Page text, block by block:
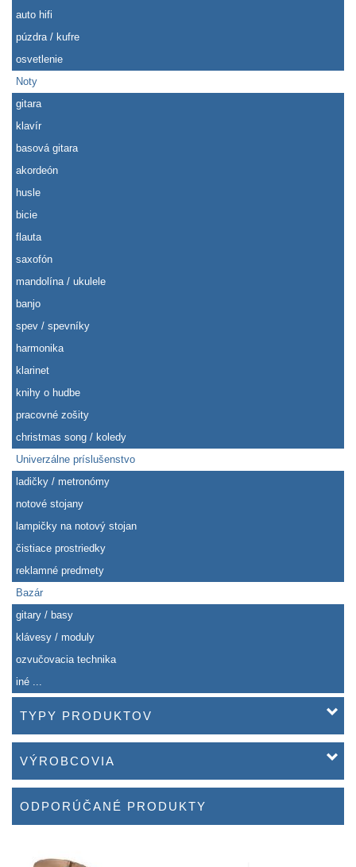
auto hifi
púzdra / kufre
osvetlenie
Noty
gitara
klavír
basová gitara
akordeón
husle
bicie
flauta
saxofón
mandolína / ukulele
banjo
spev / spevníky
harmonika
klarinet
knihy o hudbe
pracovné zošity
christmas song / koledy
Univerzálne príslušenstvo
ladičky / metronómy
notové stojany
lampičky na notový stojan
čistiace prostriedky
reklamné predmety
Bazár
gitary / basy
klávesy / moduly
ozvučovacia technika
iné ...
TYPY PRODUKTOV
VÝROBCOVIA
ODPORÚČANÉ PRODUKTY